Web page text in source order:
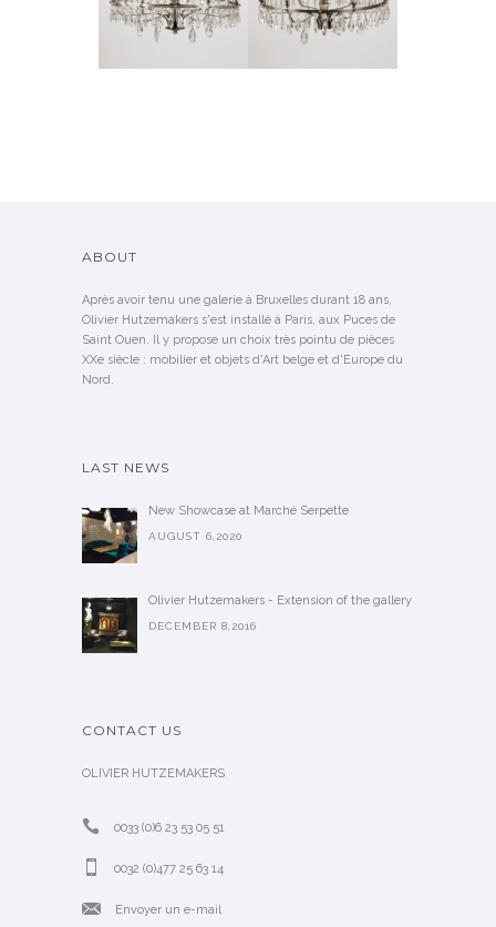
ABOUT
Après avoir tenu une galerie à Bruxelles durant 18 ans,
Olivier Hutzemakers s'est installé à Paris, aux Puces de
Saint Ouen. Il y propose un choix très pointu de pièces
XXe siècle : mobilier et objets d'Art belge et d'Europe du
Nord.
LAST NEWS
New Showcase at Marché Serpette
AUGUST 6,2020
Olivier Hutzemakers - Extension of the gallery
DECEMBER 8,2016
CONTACT US
OLIVIER HUTZEMAKERS
0033 (0)6 23 53 05 51
0032 (0)477 25 63 14
Envoyer un e-mail